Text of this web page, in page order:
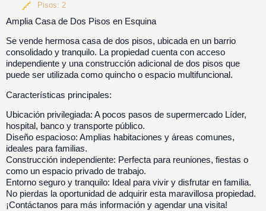
Pisos: 2
Amplia Casa de Dos Pisos en Esquina
Se vende hermosa casa de dos pisos, ubicada en un barrio
consolidado y tranquilo. La propiedad cuenta con acceso
independiente y una construcción adicional de dos pisos que
puede ser utilizada como quincho o espacio multifuncional.
Características principales:
Ubicación privilegiada: A pocos pasos de supermercado Líder,
hospital, banco y transporte público.
Diseño espacioso: Amplias habitaciones y áreas comunes,
ideales para familias.
Construcción independiente: Perfecta para reuniones, fiestas o
como un espacio privado de trabajo.
Entorno seguro y tranquilo: Ideal para vivir y disfrutar en familia.
No pierdas la oportunidad de adquirir esta maravillosa propiedad.
¡Contáctanos para más información y agendar una visita!